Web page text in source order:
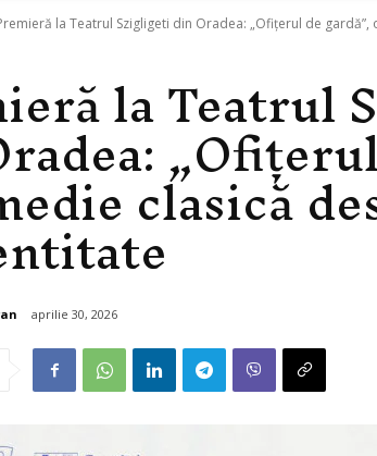
la Teatrul Szigligeti din Oradea: „Ofițerul de gardă”,
la Teatrul
clasică
aprilie 30, 2026